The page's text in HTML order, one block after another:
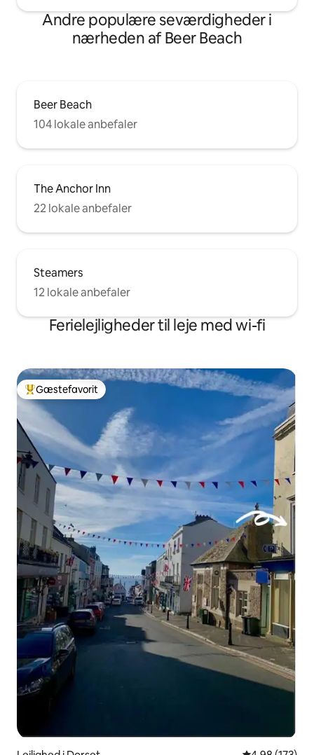
Andre populære seværdigheder i
nærheden af Beer Beach
Beer Beach
104 lokale anbefaler
The Anchor Inn
22 lokale anbefaler
Steamers
12 lokale anbefaler
Ferielejligheder til leje med wi-fi
Bedste gæstefavorit
Gæstefavorit